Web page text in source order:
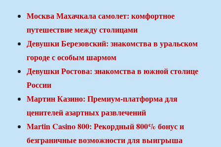
Москва Махачкала самолет: комфортное
путешествие между столицами
Девушки Березовский: знакомства в уральском
городе с особым шармом
Девушки Ростова: знакомства в южной столице
России
Мартин Казино: Премиум-платформа для
ценителей азартных развлечений
Martin Casino 800: Рекордный 800% бонус и
безграничные возможности для выигрыша